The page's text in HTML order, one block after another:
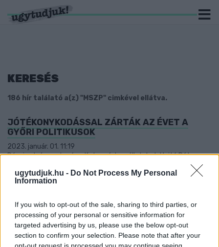
ugytudjuk.hu - Do Not Process My Personal
Information
If you wish to opt-out of the sale, sharing to third parties, or
processing of your personal or sensitive information for
targeted advertising by us, please use the below opt-out
section to confirm your selection. Please note that after your
KERESÉS
186 hír találató a(z) "MSZP" cimkével ellátva.
JÓTÉKONYKODÁSSAL ZÁRTÁK AZ ÉVET A
GYŐRI POLITIKUSOK
2023. január. 01. 11:19
Dézsi polgármester és a Kutyapárt az állatokat, Hajtó Péter egy
beteg kisgyereket, Balla Jenő pedig rászorulókat segítette
karácsony előtt.
2022. november. 29. 11:36
Pollreisz szerint a legszegényebbeket hozza rosszabb
helyzetbe a város a bérleti díj emelésével, Balla levette volna a
kérdést a napirendről, Dézsi szerint nincs semmi látnivaló, sőt!